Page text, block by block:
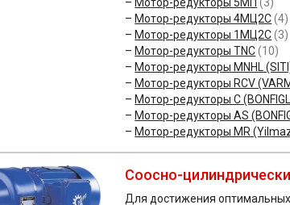
Мотор-редукторы 4МЦ2С (4)
Мотор-редукторы 1МЦ2С (3)
Мотор-редукторы TNC (10)
Мотор-редукторы MNHL
Мотор-редукторы RCV
Мотор-редукторы C
Мотор-редукторы AS
Мотор-редукторы MR
Соосно-
Для достижения